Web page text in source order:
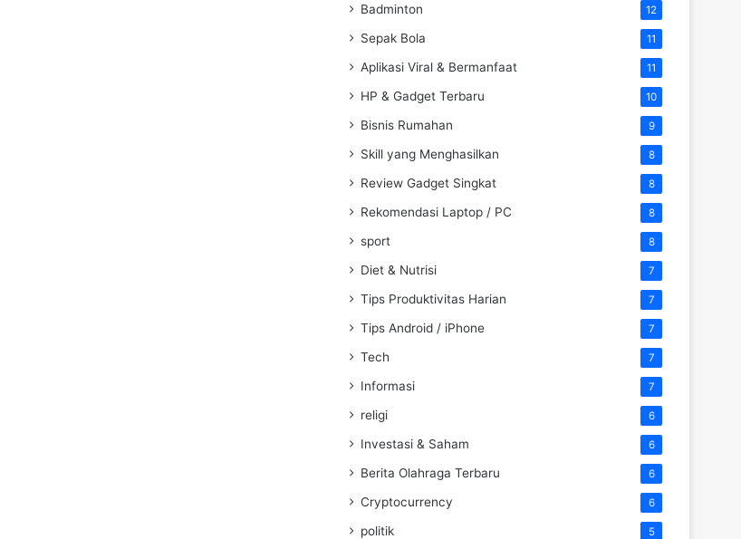
Badminton 12
Sepak Bola 11
Aplikasi Viral & Bermanfaat 11
HP & Gadget Terbaru 10
Bisnis Rumahan 9
Skill yang Menghasilkan 8
Review Gadget Singkat 8
Rekomendasi Laptop / PC 8
sport 8
Diet & Nutrisi 7
Tips Produktivitas Harian 7
Tips Android / iPhone 7
Tech 7
Informasi 7
religi 6
Investasi & Saham 6
Berita Olahraga Terbaru 6
Cryptocurrency 6
politik 5